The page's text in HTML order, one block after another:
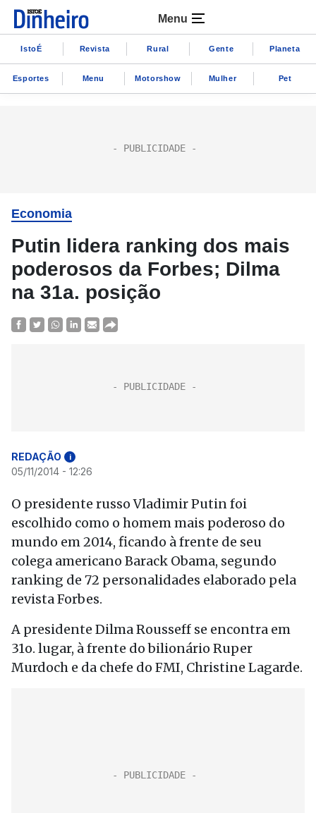
Menu
IstoÉ Revista Rural Gente Planeta
Esportes Menu Motorshow Mulher Pet
Economia
Putin lidera ranking dos mais
poderosos da Forbes; Dilma
na 31a. posição
REDAÇÃO i
05/11/2014 - 12:26
O presidente russo Vladimir Putin foi
escolhido como o homem mais poderoso do
mundo em 2014, ficando à frente de seu
colega americano Barack Obama, segundo
ranking de 72 personalidades elaborado pela
revista Forbes.
A presidente Dilma Rousseff se encontra em
31o. lugar, à frente do bilionário Ruper
Murdoch e da chefe do FMI, Christine Lagarde.